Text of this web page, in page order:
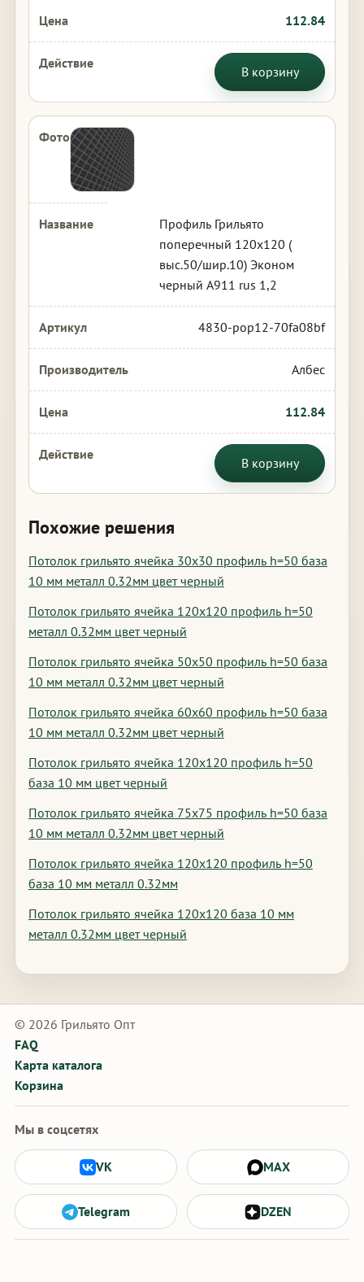
112.84
В корзину
Профиль Грильято
поперечный 120х120 (
выс.50/шир.10) Эконом
черный А911 rus 1,2
4830-pop12-70fa08bf
Албес
112.84
В корзину
Похожие решения
Потолок грильято ячейка 30х30 профиль h=50 база
10 мм металл 0.32мм цвет черный
Потолок грильято ячейка 120х120 профиль h=50
металл 0.32мм цвет черный
Потолок грильято ячейка 50х50 профиль h=50 база
10 мм металл 0.32мм цвет черный
Потолок грильято ячейка 60х60 профиль h=50 база
10 мм металл 0.32мм цвет черный
Потолок грильято ячейка 120х120 профиль h=50
база 10 мм цвет черный
Потолок грильято ячейка 75х75 профиль h=50 база
10 мм металл 0.32мм цвет черный
Потолок грильято ячейка 120х120 профиль h=50
база 10 мм металл 0.32мм
Потолок грильято ячейка 120х120 база 10 мм
металл 0.32мм цвет черный
© 2026 Грильято Опт
FAQ
Карта каталога
Корзина
Мы в соцсетях
VK MAX
Telegram DZEN